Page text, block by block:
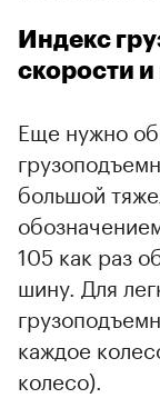
Индекс
скорости
Еще нужно
большой
105 как раз
шину. Для
каждое
колесо).